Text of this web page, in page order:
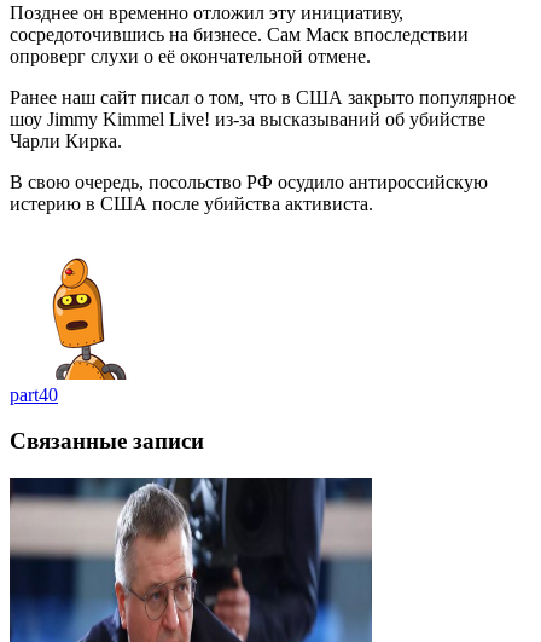
Позднее он временно отложил эту инициативу,
сосредоточившись на бизнесе. Сам Маск впоследствии
опроверг слухи о её окончательной отмене.
Ранее наш сайт писал о том, что в США закрыто популярное
шоу Jimmy Kimmel Live! из-за высказываний об убийстве
Чарли Кирка.
В свою очередь, посольство РФ осудило антироссийскую
истерию в США после убийства активиста.
part40
Связанные записи